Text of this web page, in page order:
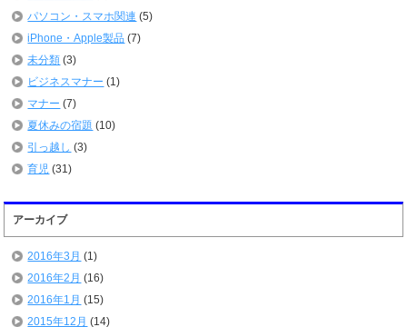
パソコン・スマホ関連 (5)
iPhone・Apple製品 (7)
未分類 (3)
ビジネスマナー (1)
マナー (7)
夏休みの宿題 (10)
引っ越し (3)
育児 (31)
アーカイブ
2016年3月 (1)
2016年2月 (16)
2016年1月 (15)
2015年12月 (14)